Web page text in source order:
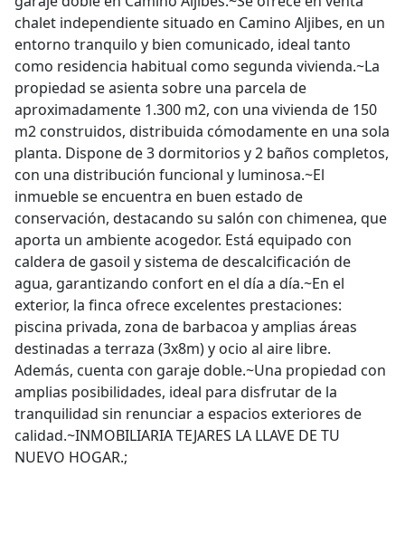
chalet independiente situado en Camino Aljibes, en un
entorno tranquilo y bien comunicado, ideal tanto
como residencia habitual como segunda vivienda.~La
propiedad se asienta sobre una parcela de
aproximadamente 1.300 m2, con una vivienda de 150
m2 construidos, distribuida cómodamente en una sola
planta. Dispone de 3 dormitorios y 2 baños completos,
con una distribución funcional y luminosa.~El
inmueble se encuentra en buen estado de
conservación, destacando su salón con chimenea, que
aporta un ambiente acogedor. Está equipado con
caldera de gasoil y sistema de descalcificación de
agua, garantizando confort en el día a día.~En el
exterior, la finca ofrece excelentes prestaciones:
piscina privada, zona de barbacoa y amplias áreas
destinadas a terraza (3x8m) y ocio al aire libre.
Además, cuenta con garaje doble.~Una propiedad con
amplias posibilidades, ideal para disfrutar de la
tranquilidad sin renunciar a espacios exteriores de
calidad.~INMOBILIARIA TEJARES LA LLAVE DE TU
NUEVO HOGAR.;